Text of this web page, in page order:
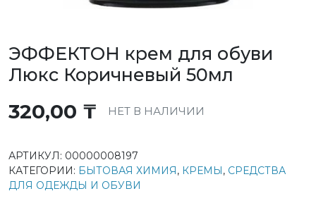
ЭФФЕКТОН крем для обуви
Люкс Коричневый 50мл
320,00 ₸ НЕТ В НАЛИЧИИ
АРТИКУЛ: 00000008197
КАТЕГОРИИ: БЫТОВАЯ ХИМИЯ, КРЕМЫ, СРЕДСТВА
ДЛЯ ОДЕЖДЫ И ОБУВИ